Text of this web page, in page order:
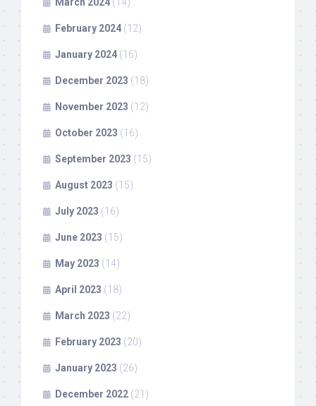
February 2024 (12)
January 2024 (16)
December 2023 (18)
November 2023 (12)
October 2023 (16)
September 2023 (15)
August 2023 (15)
July 2023 (16)
June 2023 (15)
May 2023 (14)
April 2023 (18)
March 2023 (22)
February 2023 (20)
January 2023 (26)
December 2022 (21)